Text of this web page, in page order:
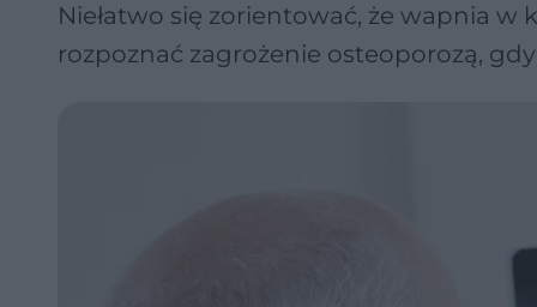
Niełatwo się zorientować, że wapnia w
rozpoznać zagrożenie osteoporozą,